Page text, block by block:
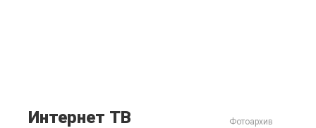
Интернет ТВ Фотоархив